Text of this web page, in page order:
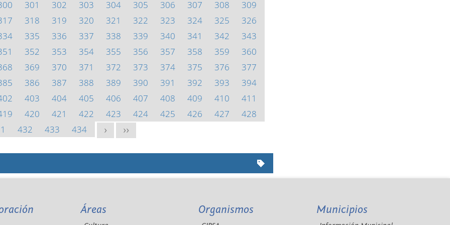
301 302 303 304 305 306 307 308
309
318 319 320 321 322 323 324 325
326
335 336 337 338 339 340 341 342
343
352 353 354 355 356 357 358 359
360
369 370 371 372 373 374 375 376
377
386 387 388 389 390 391 392 393
394
403 404 405 406 407 408 409 410
411
420 421 422 423 424 425 426 427
428
432 433 434 > >>
Áreas Organismos Municipios